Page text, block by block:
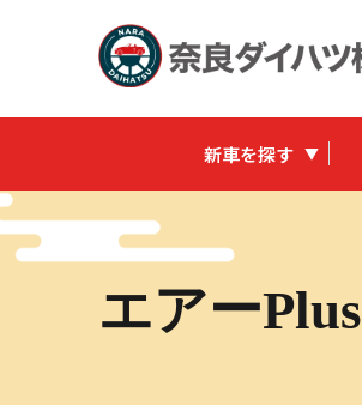
新車を探す
エアーPlus